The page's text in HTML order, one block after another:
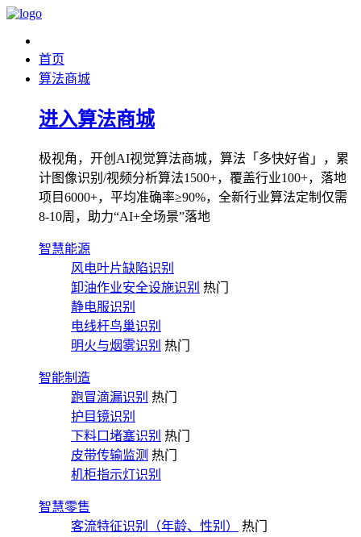
首页
算法商城
进入算法商城
极视角，开创AI视觉算法商城，算法「多快好省」，累
计图像识别/视频分析算法1500+，覆盖行业100+，落地
项目6000+，平均准确率≥90%，全新行业算法定制仅需
8-10周，助力“AI+全场景”落地
智慧能源
风电叶片缺陷识别
卸油作业安全设施识别 热门
静电服识别
电线杆鸟巢识别
明火与烟雾识别 热门
智能制造
跑冒滴漏识别 热门
护目镜识别
下料口堵塞识别 热门
皮带传输监测 热门
机柜指示灯识别
智慧零售
客流特征识别（年龄、性别）
热门